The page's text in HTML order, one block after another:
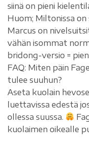
siinä on pieni
Huom; Miltonissa on
Marcus on
vähän isommat
bridong-versio =
FAQ: Miten päin
tulee suuhun?
Aseta kuolain
luettavissa edestä
ollessa suussa.
kuolaimen oikealle